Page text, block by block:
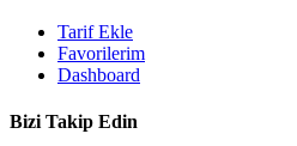
Tarif Ekle
Favorilerim
Dashboard
Bizi Takip Edin